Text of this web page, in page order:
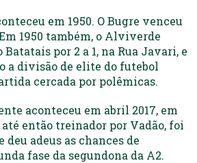
em 1950. O Bugre venceu
1950 também, o Alviverde
por 2 a 1, na Rua Javari, e
a divisão de elite do futebol
cercada por polêmicas.
aconteceu em abril 2017, em
até então treinador por Vadão, foi
deu adeus as chances de
fase da segundona da A2.